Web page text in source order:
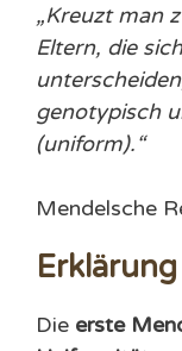
„Kreuzt man
Eltern, die
genotypisch
(uniform).“
Mendelsche
Erklärung
Die erste